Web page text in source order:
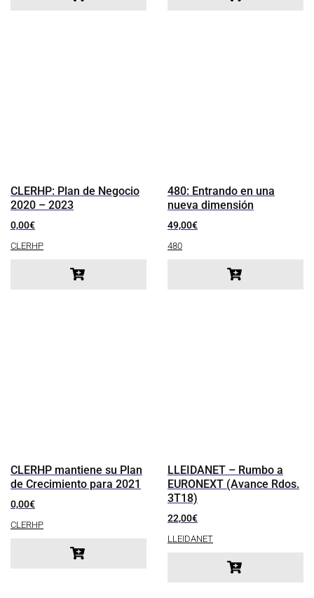
CLERHP: Plan de Negocio
2020 – 2023
0,00€
CLERHP
480: Entrando en una
nueva dimensión
49,00€
480
CLERHP mantiene su Plan
de Crecimiento para 2021
0,00€
CLERHP
LLEIDANET – Rumbo a
EURONEXT (Avance Rdos.
3T18)
22,00€
LLEIDANET